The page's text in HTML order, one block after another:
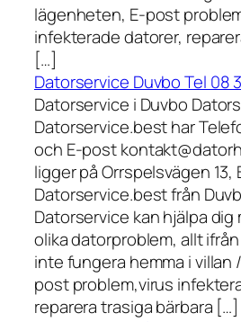
lägenheten, E-post
infekterade datorer,
[…]
Datorservice Duvbo Tel 08
Datorservice i Duvbo
Datorservice.best har
och E-post
ligger på Orrspelsvägen 13,
Datorservice.best från
Datorservice kan hjälpa dig
olika datorproblem, allt
inte fungera hemma i villan
post problem,virus
reparera trasiga bärbara […]